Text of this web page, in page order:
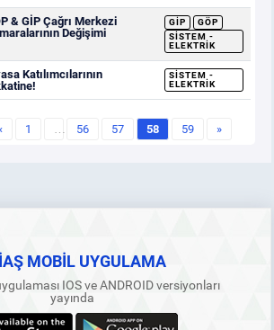
& GİP Çağrı Merkezi
Değişimi
GİP
GÖP
SISTEM -
ELEKTRIK
Katılımcılarının
SISTEM -
ELEKTRIK
1 … 56 57 58 59 »
MOBİL UYGULAMA
IOS ve ANDROID versiyonları
yayında